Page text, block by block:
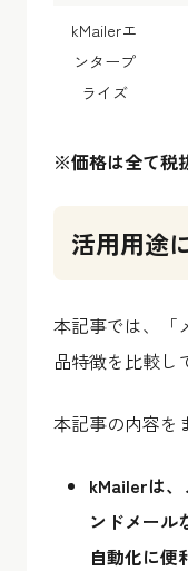
kMailerエ
ンタープ
ライズ
※価格は全て税
活用用途
本記事では、「
品特徴を比較し
本記事の内容を
kMailerは
ンドメール
自動化に便